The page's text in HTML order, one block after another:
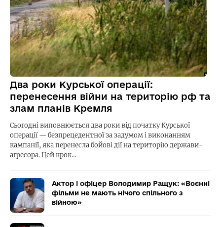
Два роки Курської операції:
перенесення війни на територію рф та
злам планів Кремля
Сьогодні виповнюється два роки від початку Курської
операції — безпрецедентної за задумом і виконанням
кампанії, яка перенесла бойові дії на територію держави-
агресора. Цей крок…
Актор і офіцер Володимир Ращук: «Воєнні
фільми не мають нічого спільного з
війною»